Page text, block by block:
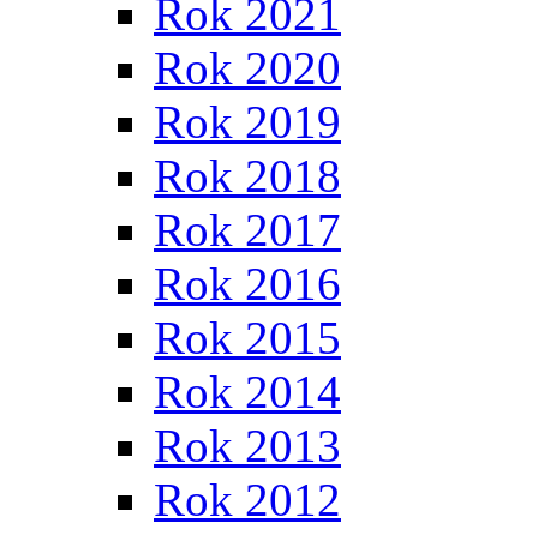
Rok 2021
Rok 2020
Rok 2019
Rok 2018
Rok 2017
Rok 2016
Rok 2015
Rok 2014
Rok 2013
Rok 2012